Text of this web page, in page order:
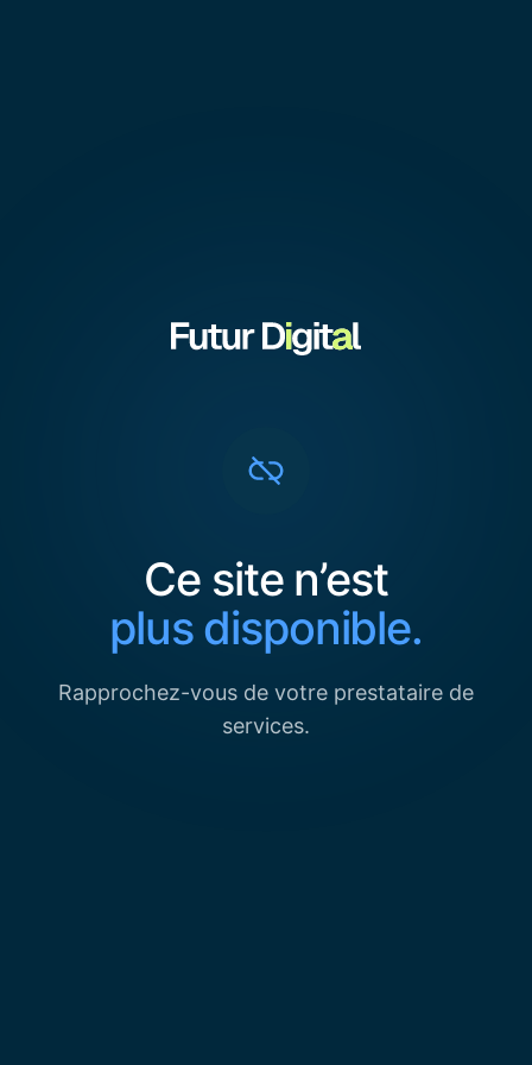
Ce site n’est
plus disponible.
Rapprochez-vous de votre prestataire de
services.